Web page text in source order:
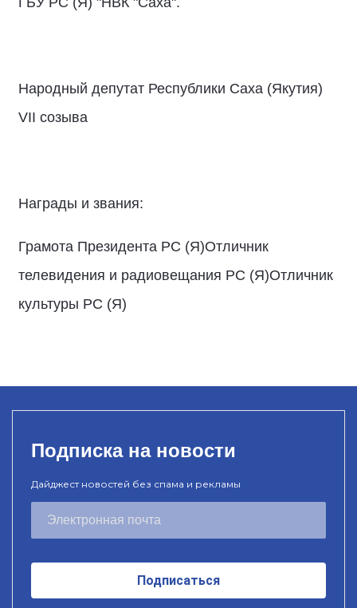
Народный депутат Республики Саха (Якутия)
VII созыва
Награды и звания:
Грамота Президента РС (Я)Отличник
телевидения и радиовещания РС (Я)Отличник
культуры РС (Я)
Подписка на новости
Дайджест новостей без спама и рекламы
Подписаться